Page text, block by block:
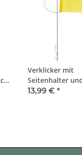
Verklicker mit
Seitenhalter
100mm, gelb
13,99 € *